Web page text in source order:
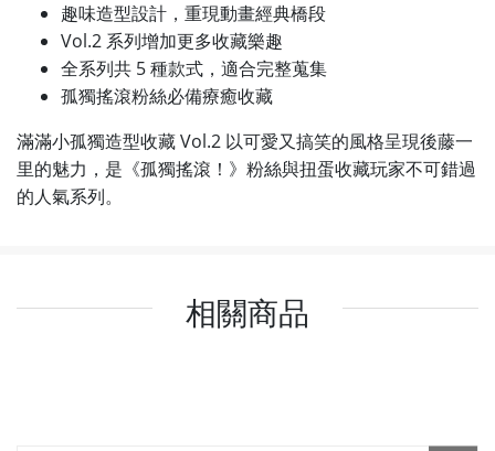
趣味造型設計，重現動畫經典橋段
Vol.2 系列增加更多收藏樂趣
全系列共 5 種款式，適合完整蒐集
孤獨搖滾粉絲必備療癒收藏
滿滿小孤獨造型收藏 Vol.2 以可愛又搞笑的風格呈現後藤一
里的魅力，是《孤獨搖滾！》粉絲與扭蛋收藏玩家不可錯過
的人氣系列。
相關商品